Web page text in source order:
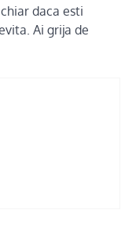
daca esti
Ai grija de